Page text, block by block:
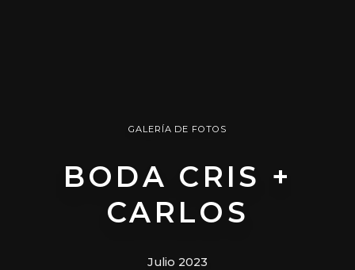
GALERÍA DE FOTOS
BODA CRIS +
CARLOS
Julio 2023